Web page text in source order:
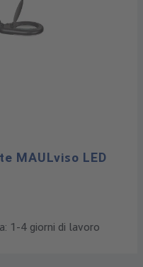
MAULviso LED
1-4 giorni di lavoro